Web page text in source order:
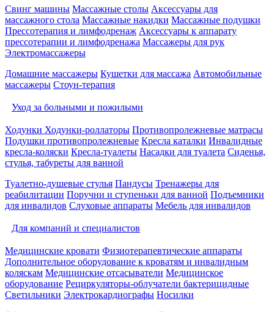
Свинг машины Массажные столы Аксессуары для
массажного стола Массажные накидки Массажные подушки
Прессотерапия и лимфодренаж Аксессуары к аппарату
прессотерапии и лимфодренажа Массажеры для рук
Электромассажеры
Домашние массажеры Кушетки для массажа Автомобильные
массажеры Стоун-терапия
Уход за больными и пожилыми
Ходунки Ходунки-роллаторы Противопролежневые матрасы
Подушки противопролежневые Кресла каталки Инвалидные
кресла-коляски Кресла-туалеты Насадки для туалета Сиденья,
стулья, табуреты для ванной
Туалетно-душевые стулья Пандусы Тренажеры для
реабилитации Поручни и ступеньки для ванной Подъемники
для инвалидов Слуховые аппараты Мебель для инвалидов
Для компаний и специалистов
Медицинские кровати Физиотерапевтические аппараты
Дополнительное оборудование к кроватям и инвалидным
коляскам Медицинские отсасыватели Медицинское
оборудование Рециркуляторы-облучатели бактерицидные
Светильники Электрокардиографы Носилки